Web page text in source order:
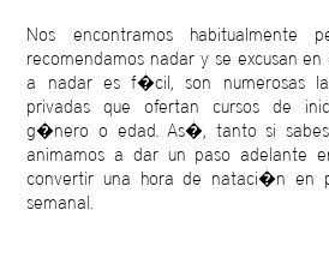
Nos encontramos habitualmente
recomendamos nadar y se excusan
a nadar es f�cil, son numerosas
privadas que ofertan cursos de
g�nero o edad. As�, tanto si
animamos a dar un paso adelante
convertir una hora de nataci�n en
semanal.